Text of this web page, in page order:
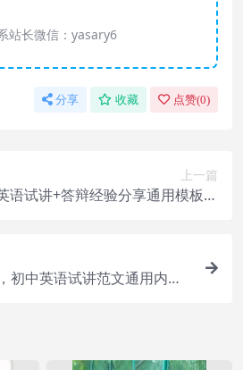
站长微信：yasary6
分享 收藏 点赞(0)
上一篇
语试讲+答辩经验分享通用模板内
初中英语试讲范文通用内容